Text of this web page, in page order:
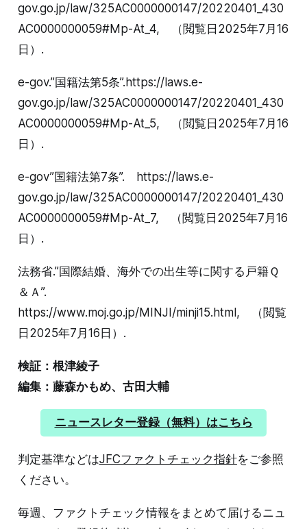
gov.go.jp/law/325AC0000000147/20220401_430
AC0000000059#Mp-At_4, （閲覧日2025年7月16
日）.
e-gov.”国籍法第5条”.https://laws.e-
gov.go.jp/law/325AC0000000147/20220401_430
AC0000000059#Mp-At_5, （閲覧日2025年7月16
日）.
e-gov”国籍法第7条”. https://laws.e-
gov.go.jp/law/325AC0000000147/20220401_430
AC0000000059#Mp-At_7, （閲覧日2025年7月16
日）.
法務省.”国際結婚、海外での出生等に関する戸籍Ｑ
＆Ａ”.
https://www.moj.go.jp/MINJI/minji15.html, （閲覧
日2025年7月16日）.
検証：根津綾子
編集：藤森かもめ、古田大輔
ニュースレター登録（無料）はこちら
判定基準などはJFCファクトチェック指針をご参照
ください。
毎週、ファクトチェック情報をまとめて届けるニュ